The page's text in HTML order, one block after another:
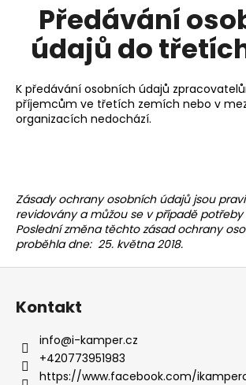
Předávání
údajů do
K předávání osobních údajů
příjemcům ve třetích zemích nebo v
organizacích nedochází.
Zásady ochrany osobních údajů jsou
revidovány a můžou se v případě potřeby
Poslední změna těchto zásad ochrany
proběhla dne: 25. května 2018.
Z
Kontakt
info@i-kamper.cz
+420773951983
https://www.facebook.com/